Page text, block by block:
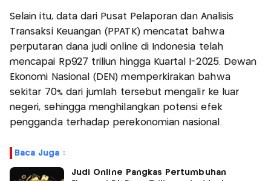
Selain itu, data dari Pusat Pelaporan dan Analisis
Transaksi Keuangan (PPATK) mencatat bahwa
perputaran dana judi online di Indonesia telah
mencapai Rp927 triliun hingga Kuartal I-2025. Dewan
Ekonomi Nasional (DEN) memperkirakan bahwa
sekitar 70% dari jumlah tersebut mengalir ke luar
negeri, sehingga menghilangkan potensi efek
pengganda terhadap perekonomian nasional.
Baca Juga :
Judi Online Pangkas Pertumbuhan